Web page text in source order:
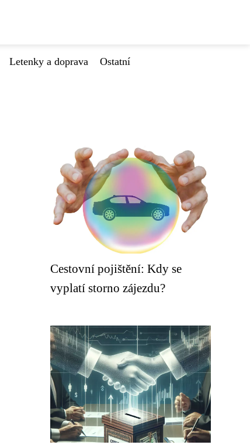
Letenky a doprava
Ostatní
Cestovní pojištění: Kdy se
vyplatí storno zájezdu?